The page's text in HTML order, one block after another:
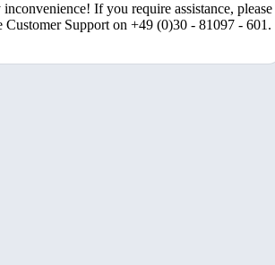
If you require assistance, please
Customer Support on +49 (0)30 - 81097 - 601.